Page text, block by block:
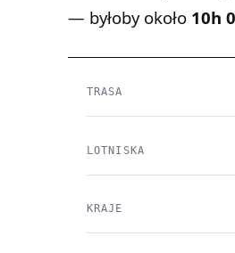
— byłoby około 10h
TRASA
LOTNISKA
KRAJE